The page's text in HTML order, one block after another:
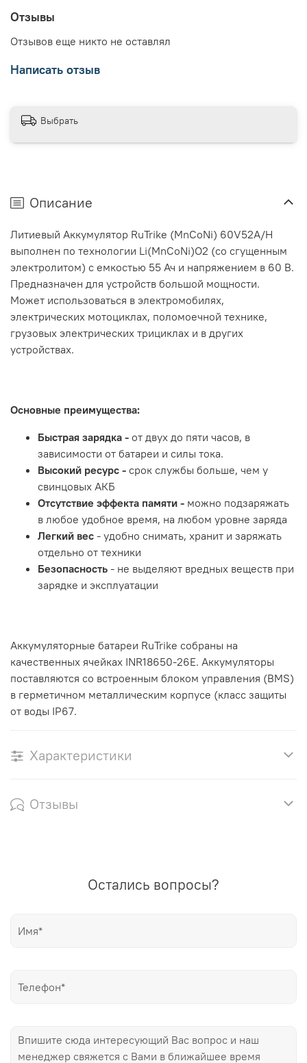
Отзывы
Отзывов еще никто не оставлял
Написать отзыв
Выбрать
Описание
Литиевый Аккумулятор RuTrike (MnCoNi) 60V52A/H
выполнен по технологии Li(MnCoNi)O2 (со сгущенным
электролитом) с емкостью 55 Ач и напряжением в 60 В.
Предназначен для устройств большой мощности.
Может использоваться в электромобилях,
электрических мотоциклах, поломоечной технике,
грузовых электрических трициклах и в других
устройствах.
Основные преимущества:
Быстрая зарядка - от двух до пяти часов, в
зависимости от батареи и силы тока.
Высокий ресурс - срок службы больше, чем у
свинцовых АКБ
Отсутствие эффекта памяти - можно подзаряжать
в любое удобное время, на любом уровне заряда
Легкий вес - удобно снимать, хранит и заряжать
отдельно от техники
Безопасность - не выделяют вредных веществ при
зарядке и эксплуатации
Аккумуляторные батареи RuTrike собраны на
качественных ячейках INR18650-26E. Аккумуляторы
поставляются со встроенным блоком управления (BMS)
в герметичном металлическим корпусе (класс защиты
от воды IP67.
Характеристики
Отзывы
Остались вопросы?